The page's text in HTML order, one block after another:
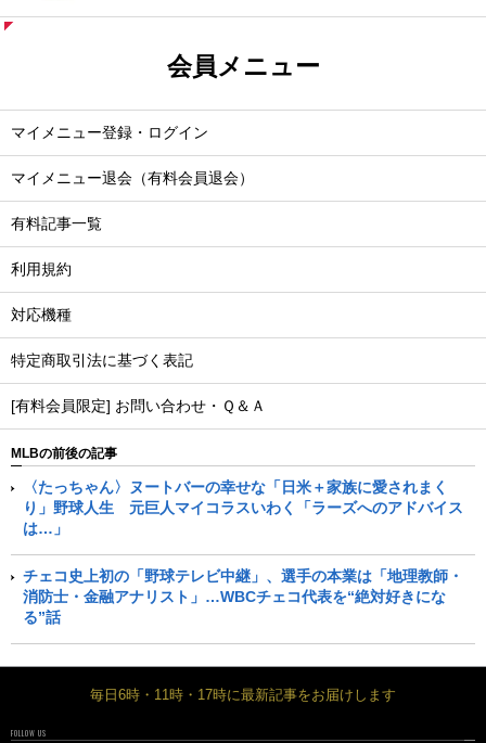
会員メニュー
マイメニュー登録・ログイン
マイメニュー退会（有料会員退会）
有料記事一覧
利用規約
対応機種
特定商取引法に基づく表記
[有料会員限定] お問い合わせ・Ｑ＆Ａ
MLBの前後の記事
〈たっちゃん〉ヌートバーの幸せな「日米＋家族に愛されまく
り」野球人生 元巨人マイコラスいわく「ラーズへのアドバイス
は…」
チェコ史上初の「野球テレビ中継」、選手の本業は「地理教師・
消防士・金融アナリスト」…WBCチェコ代表を“絶対好きにな
る”話
毎日6時・11時・17時に最新記事をお届けします
FOLLOW US